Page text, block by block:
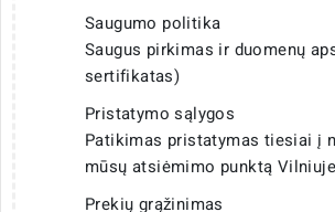
Saugumo politika
Saugus pirkimas ir duomenų
sertifikatas)
Pristatymo sąlygos
Patikimas pristatymas tiesiai į
mūsų atsiėmimo punktą
Prekių grąžinimas